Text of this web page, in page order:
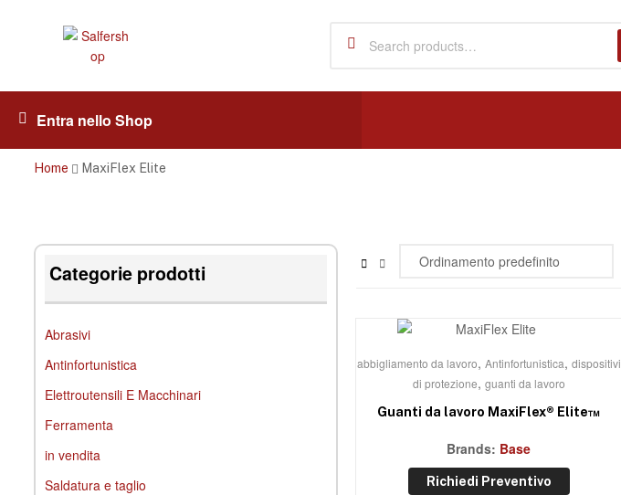
Salfershop
Entra nello Shop
Home MaxiFlex Elite
Categorie prodotti
Abrasivi
Antinfortunistica
Elettroutensili E Macchinari
Ferramenta
in vendita
Saldatura e taglio
abbigliamento da lavoro, Antinfortunistica, dispositivi
di protezione, guanti da lavoro
Guanti da lavoro MaxiFlex® Elite™
Brands: Base
Richiedi Preventivo